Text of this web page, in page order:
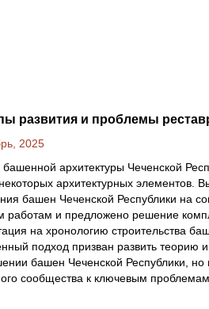
развития и проблемы
2025
архитектуры Чеченской
архитектурных
башен Чеченской Республики
и предложено решение
на хронологию строительства
подход призван развить теорию
башен Чеченской Республики,
сообщества к ключевым